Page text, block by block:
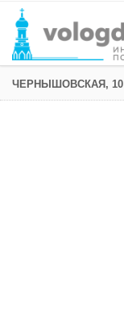
ЧЕРНЫШОВСКАЯ, 10